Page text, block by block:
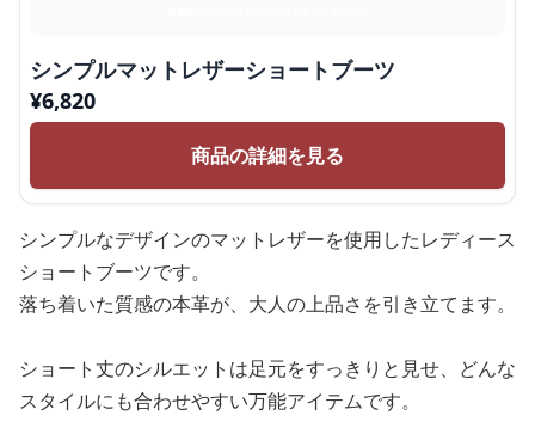
シンプルマットレザーショートブーツ
¥6,820
商品の詳細を見る
シンプルなデザインのマットレザーを使用したレディース
ショートブーツです。
落ち着いた質感の本革が、大人の上品さを引き立てます。
ショート丈のシルエットは足元をすっきりと見せ、どんな
スタイルにも合わせやすい万能アイテムです。